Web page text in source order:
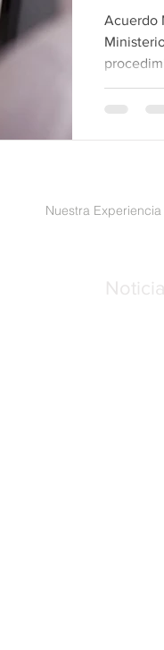
Acuerdo
Ministerio de Trabajo,
Nuestra Experiencia